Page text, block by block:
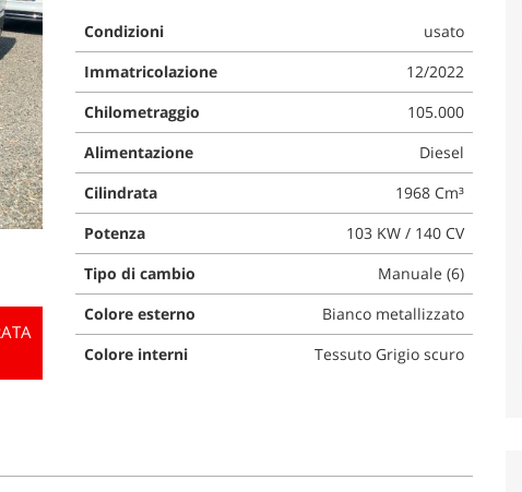
Condizioni
usato
Immatricolazione
12/2022
Chilometraggio
105.000
Alimentazione
Diesel
Cilindrata
1968 Cm³
Potenza
103 KW / 140 CV
Tipo di cambio
Manuale (6)
Colore esterno
Bianco metallizzato
Colore interni
Tessuto Grigio scuro